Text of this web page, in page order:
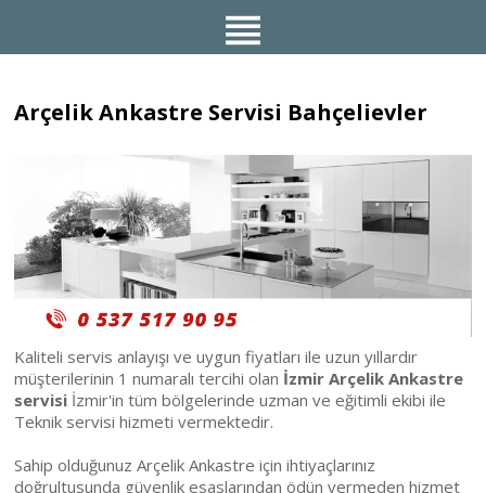
Arçelik Ankastre Servisi Bahçelievler
Kaliteli servis anlayışı ve uygun fiyatları ile uzun yıllardır
müşterilerinin 1 numaralı tercihi olan İzmir Arçelik Ankastre
servisi İzmir'in tüm bölgelerinde uzman ve eğitimli ekibi ile
Teknik servisi hizmeti vermektedir.
Sahip olduğunuz Arçelik Ankastre için ihtiyaçlarınız
doğrultusunda güvenlik esaslarından ödün vermeden hizmet